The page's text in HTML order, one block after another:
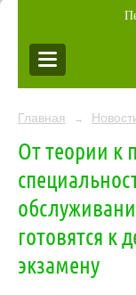
Главная →
От теории к
готовятся к
экзамену